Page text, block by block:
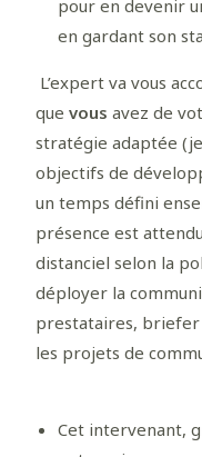
pour en devenir
en gardant son
L’expert va vous
quevous avez de
stratégie adaptée
objectifs de
un temps défini
présence est
distanciel selon la
déployer la
prestataires,
les projets de
Cet intervenant,